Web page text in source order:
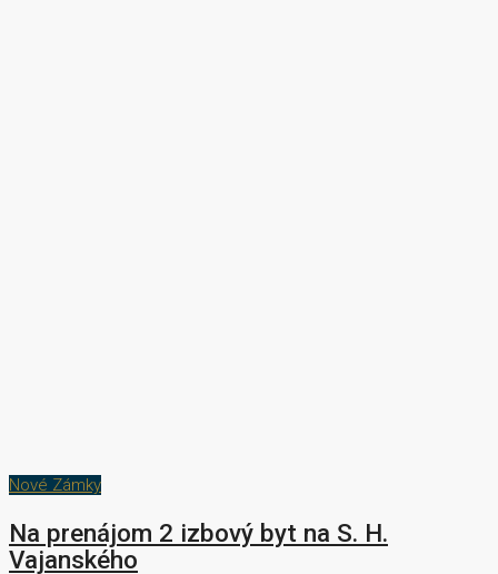
Nové Zámky
Na prenájom 2 izbový byt na S. H.
Vajanského